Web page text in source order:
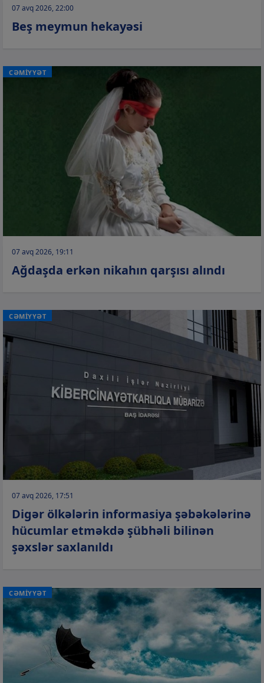
07 avq 2026, 22:00
Beş meymun hekayəsi
CƏMİYYƏT
07 avq 2026, 19:11
Ağdaşda erkən nikahın qarşısı alındı
CƏMİYYƏT
07 avq 2026, 17:51
Digər ölkələrin informasiya şəbəkələrinə
hücumlar etməkdə şübhəli bilinən
şəxslər saxlanıldı
CƏMİYYƏT